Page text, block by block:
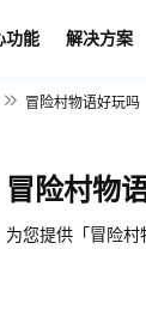
功能 解决方案
冒险村物语好玩吗
冒险村物
为您提供「冒险村